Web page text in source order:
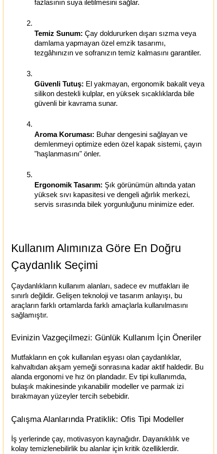
fazlasının suya iletilmesini sağlar.
Temiz Sunum: Çay doldururken dışarı sızma veya
damlama yapmayan özel emzik tasarımı,
tezgâhınızın ve sofranızın temiz kalmasını garantiler.
Güvenli Tutuş: El yakmayan, ergonomik bakalit veya
silikon destekli kulplar, en yüksek sıcaklıklarda bile
güvenli bir kavrama sunar.
Aroma Koruması: Buhar dengesini sağlayan ve
demlenmeyi optimize eden özel kapak sistemi, çayın
"haşlanmasını" önler.
Ergonomik Tasarım: Şık görünümün altında yatan
yüksek sıvı kapasitesi ve dengeli ağırlık merkezi,
servis sırasında bilek yorgunluğunu minimize eder.
Kullanım Alımınıza Göre En Doğru
Çaydanlık Seçimi
Çaydanlıkların kullanım alanları, sadece ev mutfakları ile
sınırlı değildir. Gelişen teknoloji ve tasarım anlayışı, bu
araçların farklı ortamlarda farklı amaçlarla kullanılmasını
sağlamıştır.
Evinizin Vazgeçilmezi: Günlük Kullanım İçin Öneriler
Mutfakların en çok kullanılan eşyası olan çaydanlıklar,
kahvaltıdan akşam yemeği sonrasına kadar aktif haldedir. Bu
alanda ergonomi ve hız ön plandadır. Ev tipi kullanımda,
bulaşık makinesinde yıkanabilir modeller ve parmak izi
bırakmayan yüzeyler tercih sebebidir.
Çalışma Alanlarında Pratiklik: Ofis Tipi Modeller
İş yerlerinde çay, motivasyon kaynağıdır. Dayanıklılık ve
kolay temizlenebilirlik bu alanlar için kritik özelliklerdir.